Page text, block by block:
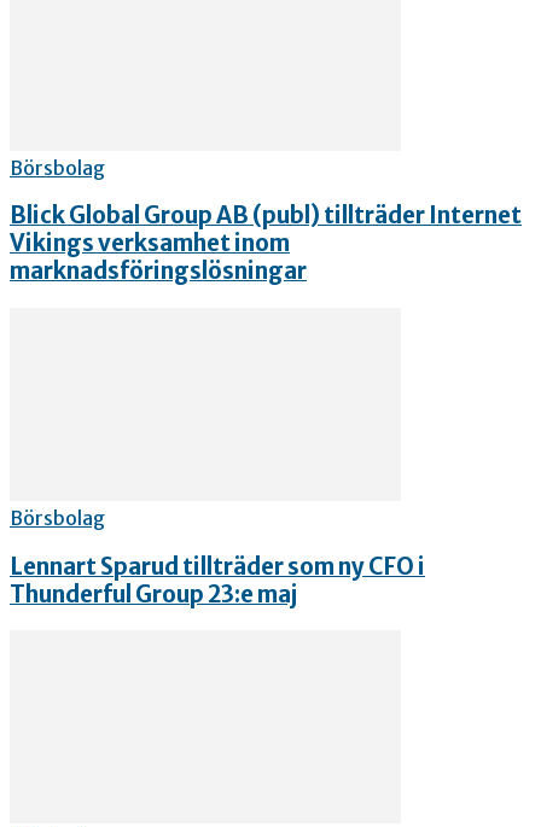
Börsbolag
Blick Global Group AB (publ) tillträder Internet
Vikings verksamhet inom
marknadsföringslösningar
Börsbolag
Lennart Sparud tillträder som ny CFO i
Thunderful Group 23:e maj